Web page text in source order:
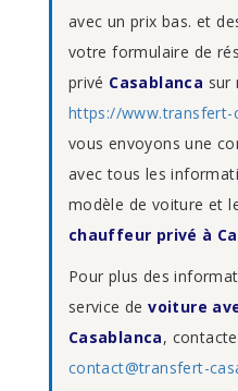
avec un prix bas. et
votre formulaire de
privé Casablanca sur
https://www.transfert-
vous envoyons une
avec tous les
modèle de voiture et
chauffeur privé à
Pour plus des
service devoiture
Casablanca,
contact@transfert-